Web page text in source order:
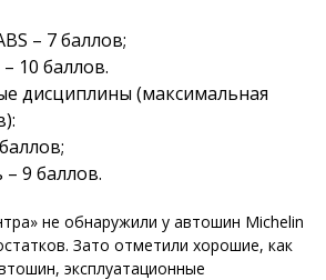
– 7 баллов;
10 баллов.
дисциплины (максимальная
9 баллов.
не обнаружили у автошин Michelin
Зато отметили хорошие, как
эксплуатационные